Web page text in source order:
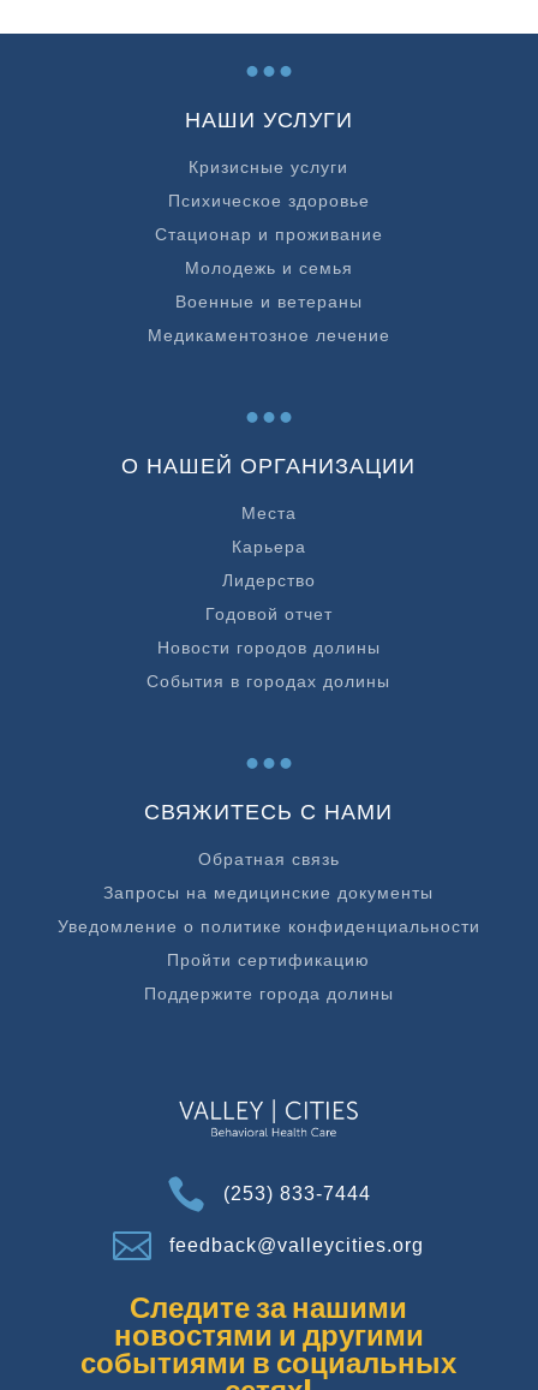
...
НАШИ УСЛУГИ
Кризисные услуги
Психическое здоровье
Стационар и проживание
Молодежь и семья
Военные и ветераны
Медикаментозное лечение
...
О НАШЕЙ ОРГАНИЗАЦИИ
Места
Карьера
Лидерство
Годовой отчет
Новости городов долины
События в городах долины
...
СВЯЖИТЕСЬ С НАМИ
Обратная связь
Запросы на медицинские документы
Уведомление о политике конфиденциальности
Пройти сертификацию
Поддержите города долины
 (253) 833-7444
 feedback@valleycities.org
Следите за нашими
новостями и другими
событиями в социальных